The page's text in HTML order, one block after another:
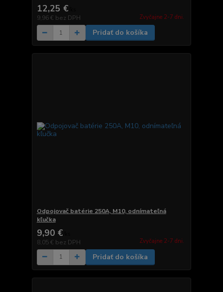
12,25 €
9,96 € bez DPH Zvyčajne 2-7 dni.
Pridať do košíka
Odpojovač batérie 250A, M10, odnímateľná
kľučka
9,90 €
8,05 € bez DPH Zvyčajne 2-7 dni.
Pridať do košíka